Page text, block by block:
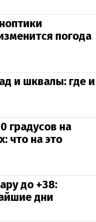
погода
и шквалы: где и
градусов на
что на это
до +38:
дни